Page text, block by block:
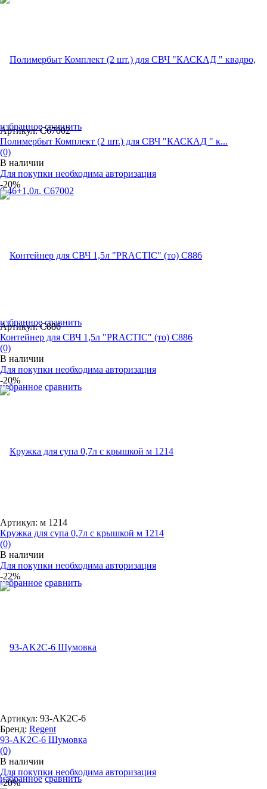
избранное сравнить
избранное сравнить
Артикул: С67002
Полимербыт Комплект (2 шт.) для СВЧ "КАСКАД " к...
(0)
В наличии
Для покупки необходима авторизация
-20%
избранное сравнить
Артикул: С886
Контейнер для СВЧ 1,5л "PRACTIC" (то) С886
(0)
В наличии
Для покупки необходима авторизация
-20%
избранное сравнить
Артикул: м 1214
Кружка для супа 0,7л с крышкой м 1214
(0)
В наличии
Для покупки необходима авторизация
-22%
избранное сравнить
Артикул: 93-AK2C-6
Бренд: Regent
93-AK2C-6 Шумовка
(0)
В наличии
Для покупки необходима авторизация
-20%